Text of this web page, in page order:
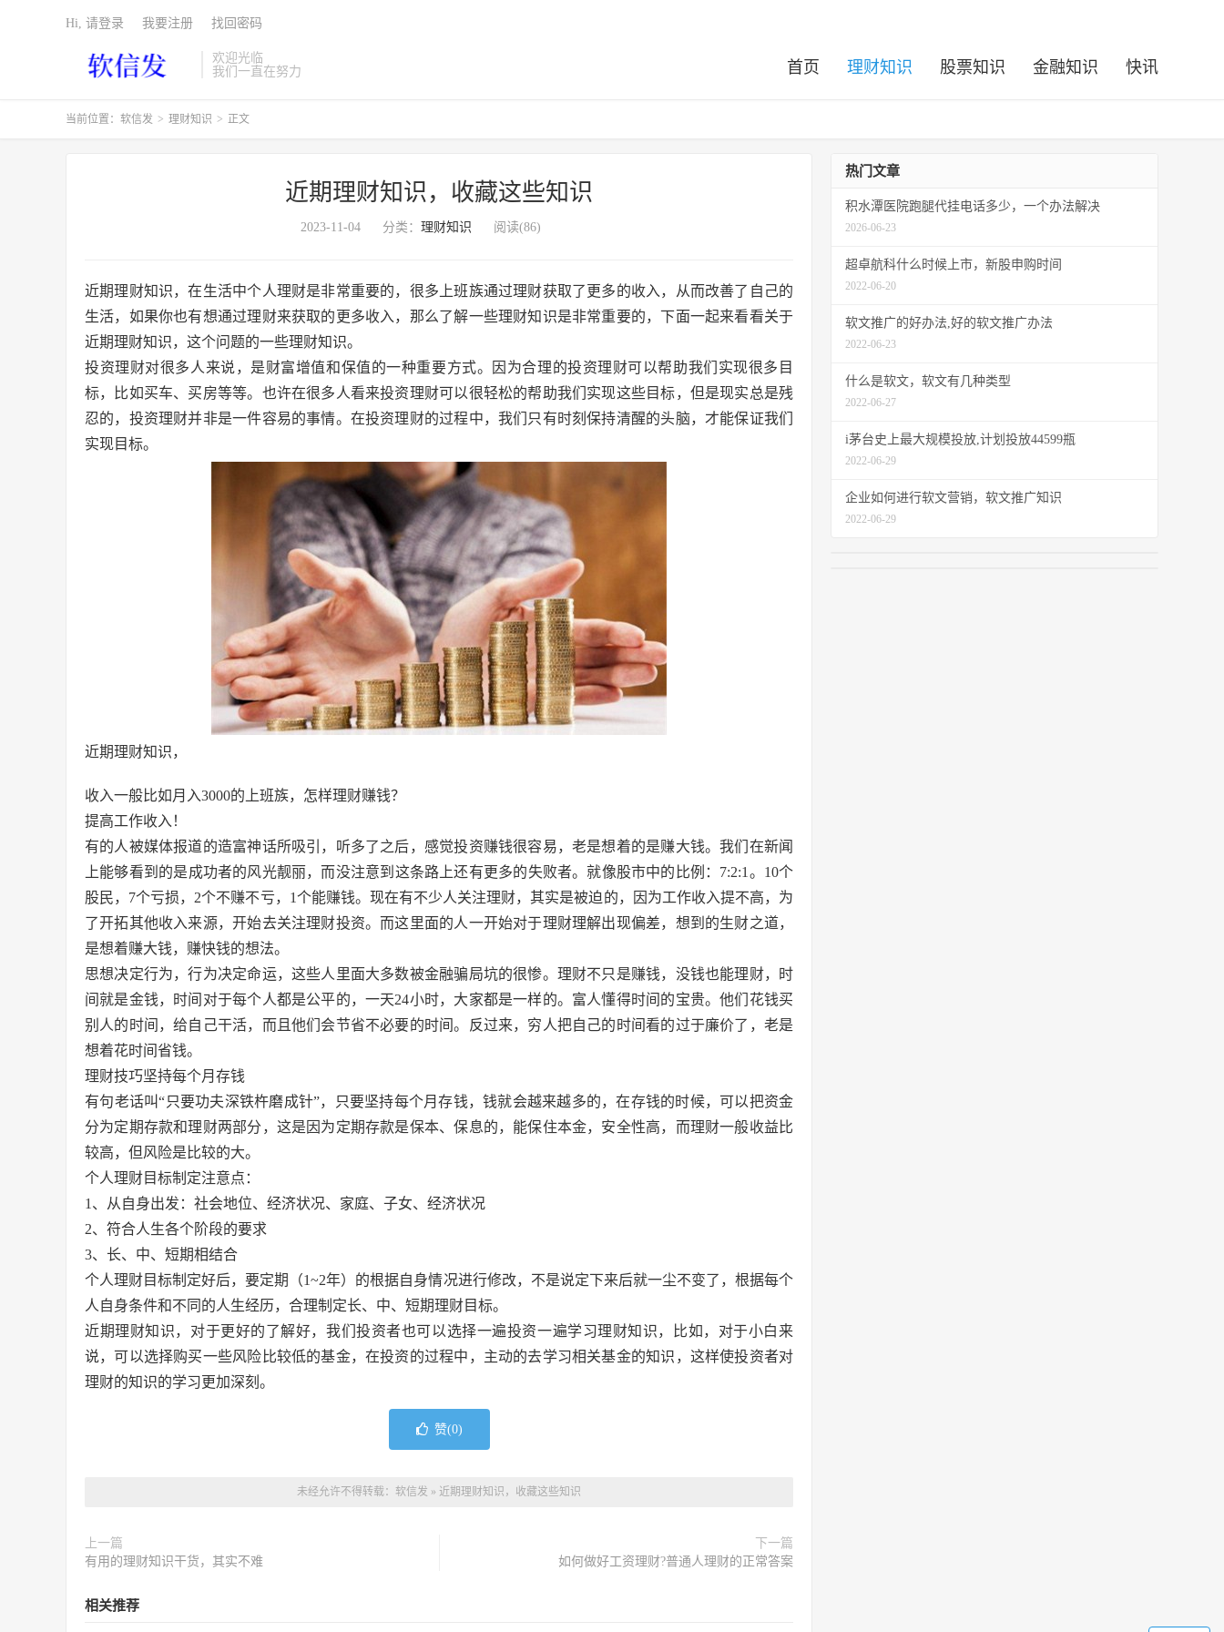
欢迎光临
我们一直在努力
首页 理财知识 股票知识 金融知识 快讯
Hi, 请登录 我要注册 找回密码
当前位置： 软信发 > 理财知识 > 正文
近期理财知识，收藏这些知识
2023-11-04 分类： 理财知识 阅读(86)
近期理财知识，在生活中个人理财是非常重要的，很多上班族通过理财获取了更多的收入，从而改善了自己的
生活，如果你也有想通过理财来获取的更多收入，那么了解一些理财知识是非常重要的，下面一起来看看关于
近期理财知识，这个问题的一些理财知识。
投资理财对很多人来说，是财富增值和保值的一种重要方式。因为合理的投资理财可以帮助我们实现很多目
标，比如买车、买房等等。也许在很多人看来投资理财可以很轻松的帮助我们实现这些目标，但是现实总是残
忍的，投资理财并非是一件容易的事情。在投资理财的过程中，我们只有时刻保持清醒的头脑，才能保证我们
实现目标。
近期理财知识，
收入一般比如月入3000的上班族，怎样理财赚钱？
提高工作收入！
有的人被媒体报道的造富神话所吸引，听多了之后，感觉投资赚钱很容易，老是想着的是赚大钱。我们在新闻
上能够看到的是成功者的风光靓丽，而没注意到这条路上还有更多的失败者。就像股市中的比例：7:2:1。10个
股民，7个亏损，2个不赚不亏，1个能赚钱。现在有不少人关注理财，其实是被迫的，因为工作收入提不高，为
了开拓其他收入来源，开始去关注理财投资。而这里面的人一开始对于理财理解出现偏差，想到的生财之道，
是想着赚大钱，赚快钱的想法。
思想决定行为，行为决定命运，这些人里面大多数被金融骗局坑的很惨。理财不只是赚钱，没钱也能理财，时
间就是金钱，时间对于每个人都是公平的，一天24小时，大家都是一样的。富人懂得时间的宝贵。他们花钱买
别人的时间，给自己干活，而且他们会节省不必要的时间。反过来，穷人把自己的时间看的过于廉价了，老是
想着花时间省钱。
理财技巧坚持每个月存钱
有句老话叫“只要功夫深铁杵磨成针”，只要坚持每个月存钱，钱就会越来越多的，在存钱的时候，可以把资金
分为定期存款和理财两部分，这是因为定期存款是保本、保息的，能保住本金，安全性高，而理财一般收益比
较高，但风险是比较的大。
个人理财目标制定注意点：
1、从自身出发：社会地位、经济状况、家庭、子女、经济状况
2、符合人生各个阶段的要求
3、长、中、短期相结合
个人理财目标制定好后，要定期（1~2年）的根据自身情况进行修改，不是说定下来后就一尘不变了，根据每个
人自身条件和不同的人生经历，合理制定长、中、短期理财目标。
近期理财知识，对于更好的了解好，我们投资者也可以选择一遍投资一遍学习理财知识，比如，对于小白来
说，可以选择购买一些风险比较低的基金，在投资的过程中，主动的去学习相关基金的知识，这样使投资者对
理财的知识的学习更加深刻。
赞(0)
未经允许不得转载： 软信发 » 近期理财知识，收藏这些知识
上一篇
有用的理财知识干货，其实不难
下一篇
如何做好工资理财?普通人理财的正常答案
相关推荐
热门文章
积水潭医院跑腿代挂电话多少，一个办法解决
2026-06-23
超卓航科什么时候上市，新股申购时间
2022-06-20
软文推广的好办法,好的软文推广办法
2022-06-23
什么是软文，软文有几种类型
2022-06-27
i茅台史上最大规模投放,计划投放44599瓶
2022-06-29
企业如何进行软文营销，软文推广知识
2022-06-29